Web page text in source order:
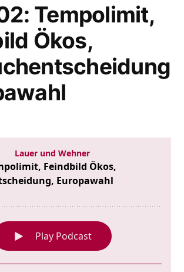
Tempolimit,
Ökos,